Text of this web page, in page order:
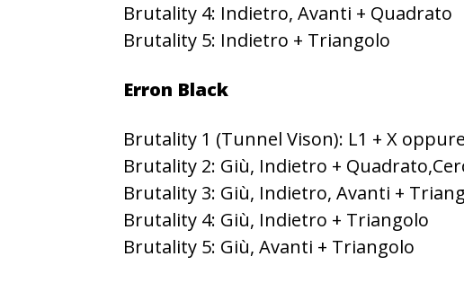
Brutality 4: Indietro, Avanti + Quadrato
Brutality 5: Indietro + Triangolo
Erron Black
Brutality 1 (Tunnel Vison): L1 + X
Brutality 2: Giù, Indietro +
Brutality 3: Giù, Indietro, Avanti +
Brutality 4: Giù, Indietro + Triangolo
Brutality 5: Giù, Avanti + Triangolo